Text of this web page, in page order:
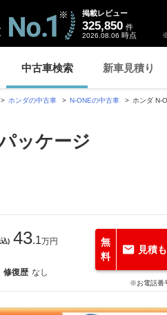
掲載レビュー
325,850 件
2026.08.06 時点
中古車検索 新車見積り
ホンダの中古車 N-ONEの中古車 ホンダ N-
ッケージ
) 43.1万円
修復歴 なし
無
料
見積
※お電話番